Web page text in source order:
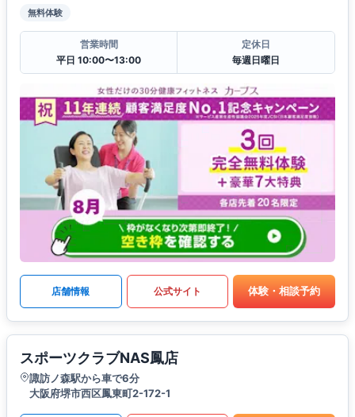
無料体験
営業時間
平日 10:00〜13:00
定休日
毎週日曜日
店舗情報 公式サイト 体験・相談予約
スポーツクラブNAS鳳店
諏訪ノ森駅から車で6分
大阪府堺市西区鳳東町2-172-1